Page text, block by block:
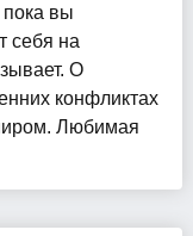
вы
себя на
О
конфликтах
Любимая